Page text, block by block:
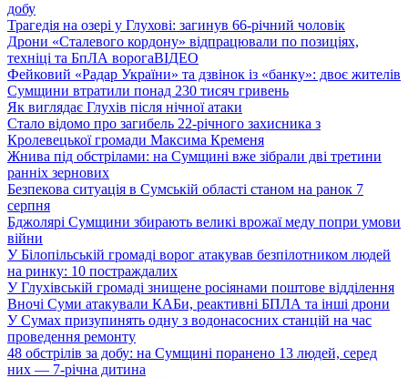
добу
Трагедія на озері у Глухові: загинув 66-річний чоловік
Дрони «Сталевого кордону» відпрацювали по позиціях,
техніці та БпЛА ворогаВІДЕО
Фейковий «Радар України» та дзвінок із «банку»: двоє жителів
Сумщини втратили понад 230 тисяч гривень
Як виглядає Глухів після нічної атаки
Стало відомо про загибель 22-річного захисника з
Кролевецької громади Максима Кременя
Жнива під обстрілами: на Сумщині вже зібрали дві третини
ранніх зернових
Безпекова ситуація в Сумській області станом на ранок 7
серпня
Бджолярі Сумщини збирають великі врожаї меду попри умови
війни
У Білопільській громаді ворог атакував безпілотником людей
на ринку: 10 постраждалих
У Глухівській громаді знищене росіянами поштове відділення
Вночі Суми атакували КАБи, реактивні БПЛА та інші дрони
У Сумах призупинять одну з водонасосних станцій на час
проведення ремонту
48 обстрілів за добу: на Сумщині поранено 13 людей, серед
них — 7-річна дитина